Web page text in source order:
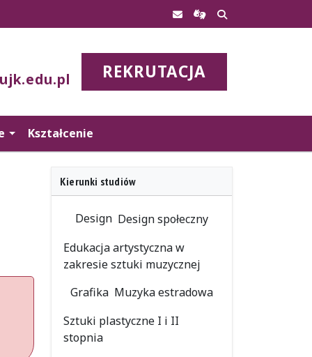
REKRUTACJA
Kształcenie
Kierunki studiów
Design Design społeczny
Edukacja artystyczna w
zakresie sztuki muzycznej
Grafika Muzyka estradowa
Sztuki plastyczne I i II
stopnia